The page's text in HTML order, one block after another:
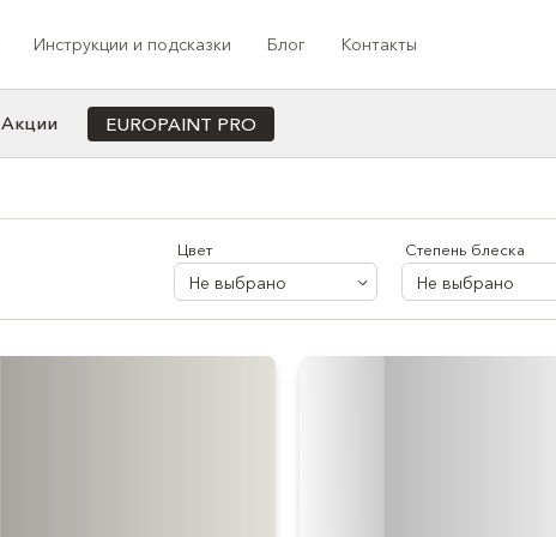
Инструкции и подсказки Блог Контакты
Для кухни
Акции EUROPAINT PRO
Индивидуальная колеровка под заказ
Программа лояльности
Медиа-сотрудничество
Цвет
Не выбрано
Степень блеска
Не выбрано